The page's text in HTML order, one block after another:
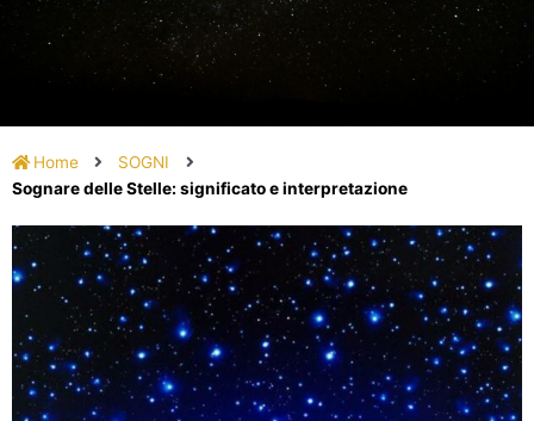
Home
SOGNI
Sognare delle Stelle: significato e interpretazione